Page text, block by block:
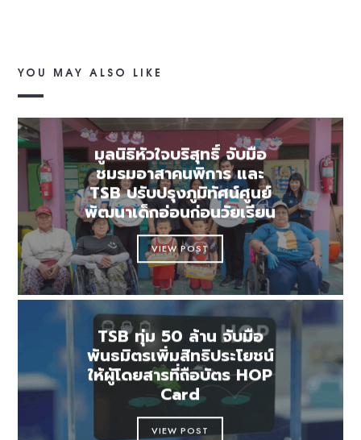
YOU MAY ALSO LIKE
มูลนิธิหัวใจบริสุทธิ์ จับมือ
ชมรมอาสาคนพิการ และ
TSB ปรับปรุงภูมิทัศน์ศูนย์
พัฒนาเด็กอ่อนก่อนวัยเรียน
VIEW POST
TSB ทุ่ม 50 ล้าน จับมือ
พันธมิตรเพิ่มสิทธิประโยชน์
ให้ผู้โดยสารที่ถือบัตร HOP
Card
VIEW POST